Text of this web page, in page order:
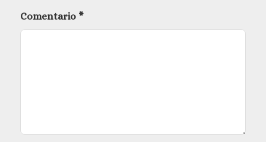
Comentario *